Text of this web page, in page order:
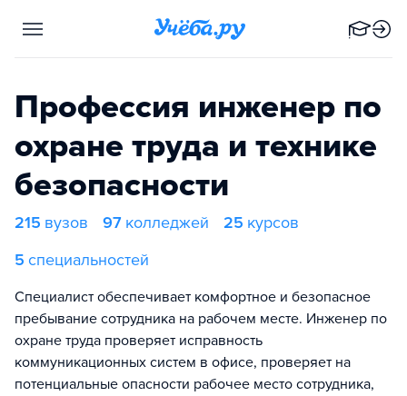
Профессия инженер по
охране труда и технике
безопасности
215 вузов 97 колледжей 25 курсов
5 специальностей
Специалист обеспечивает комфортное и безопасное
пребывание сотрудника на рабочем месте. Инженер по
охране труда проверяет исправность
коммуникационных систем в офисе, проверяет на
потенциальные опасности рабочее место сотрудника,